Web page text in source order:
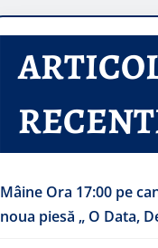
Mâine Ora 17:00 pe
noua piesă „ O Data,